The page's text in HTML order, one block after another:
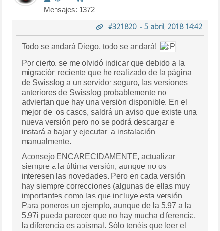
Mensajes: 1372
#321820- 5 abril, 2018 14:42
Todo se andará Diego, todo se andará!
Por cierto, se me olvidó indicar que debido a la
migración reciente que he realizado de la página
de Swisslog a un servidor seguro, las versiones
anteriores de Swisslog probablemente no
adviertan que hay una versión disponible. En el
mejor de los casos, saldrá un aviso que existe una
nueva versión pero no se podrá descargar e
instará a bajar y ejecutar la instalación
manualmente.
Aconsejo ENCARECIDAMENTE, actualizar
siempre a la última versión, aunque no os
interesen las novedades. Pero en cada versión
hay siempre correcciones (algunas de ellas muy
importantes como las que incluye esta versión.
Para poneros un ejemplo, aunque de la 5.97 a la
5.97i pueda parecer que no hay mucha diferencia,
la diferencia es abismal. Sólo tenéis que leer el